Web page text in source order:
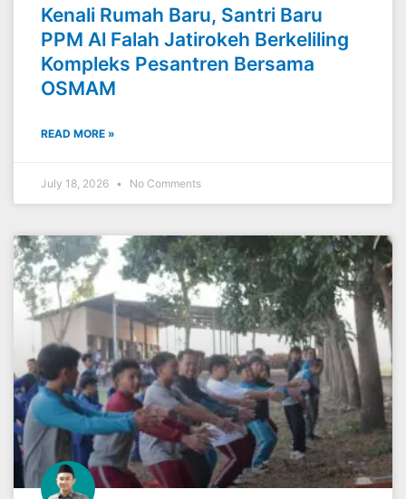
Kenali Rumah Baru, Santri Baru
PPM Al Falah Jatirokeh Berkeliling
Kompleks Pesantren Bersama
OSMAM
READ MORE »
July 18, 2026 No Comments